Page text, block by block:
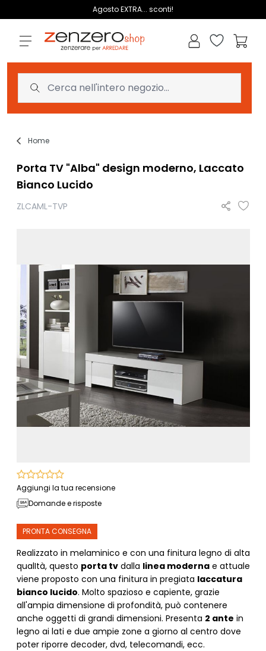
Agosto EXTRA... sconti!
Lista dei
Home
Porta TV "Alba" design moderno, Laccato
Bianco Lucido
ZLCAML-TVP
Aggiungi la tua recensione
Domande e risposte
PRONTA CONSEGNA
Realizzato in melaminico e con una finitura legno di alta
qualItà, questo porta tvdalla linea modernae attuale
viene proposto con una finitura in pregiata laccatura
bianco lucido. Molto spazioso e capiente, grazie
all'ampia dimensione di profondità, può contenere
anche oggetti di grandi dimensioni. Presenta 2 ante in
legno ai lati e due ampie zone a giorno al centro dove
poter riporre decoder, dvd, telecomandi, ecc.